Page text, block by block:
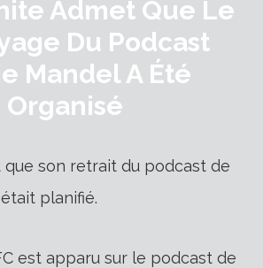
Admet Que Le
Du Podcast
Mandel A Été
Organisé
que son retrait du podcast de
planifié.
est apparu sur le podcast de